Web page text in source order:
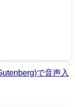
で音声入